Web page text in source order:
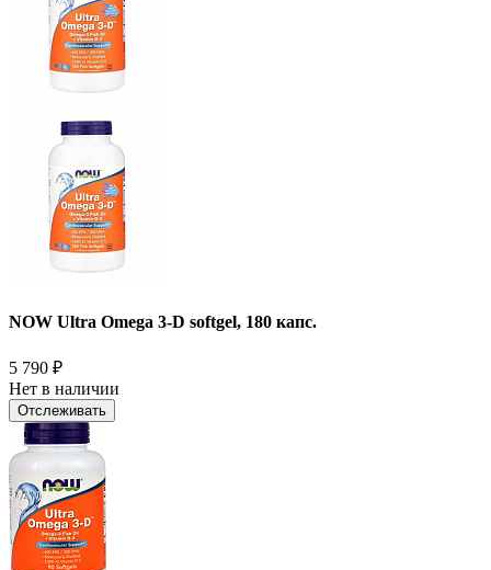
NOW Ultra Omega 3-D softgel, 180 капс.
5 790 ₽
Нет в наличии
Отслеживать